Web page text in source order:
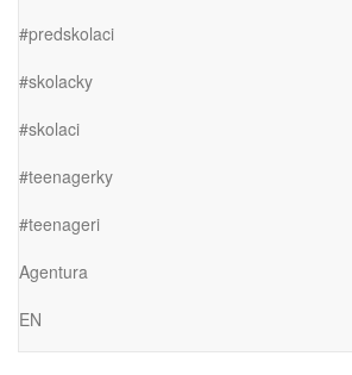
#predskolaci
#skolacky
#skolaci
#teenagerky
#teenageri
Agentura
EN